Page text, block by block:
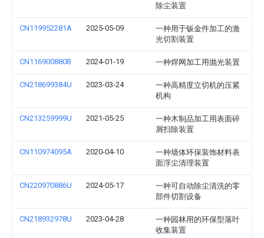
除尘装置
CN119952281A 2025-05-09
一种用于钣金件加工的激
光切割装置
CN116900880B 2024-01-19 一种焊网加工用抛光装置
CN218699384U 2023-03-24
一种高精度立切机的压紧
机构
CN213259999U 2021-05-25
一种木制品加工用表面碎
屑扫除装置
CN110974095A 2020-04-10
一种墙体环保装饰材料表
面浮尘清理装置
CN220970886U 2024-05-17
一种可自动除尘清洗的零
部件切割设备
CN218932978U 2023-04-28
一种园林用的环保型落叶
收集装置